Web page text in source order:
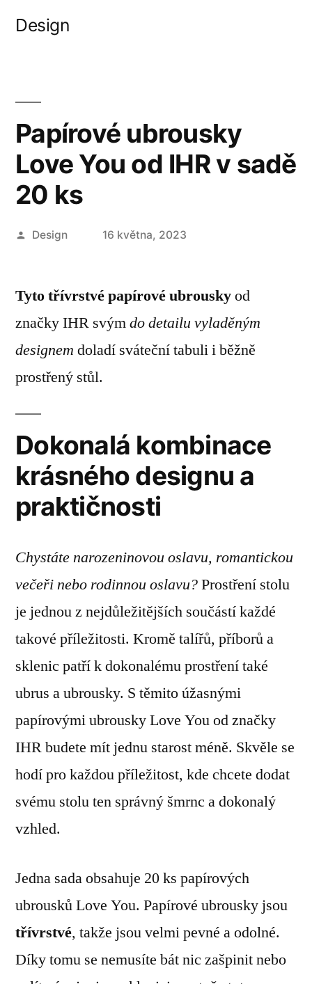
Design
Papírové ubrousky
Love You od IHR v sadě
20 ks
Autor
Design 16 května, 2023
Tyto třívrstvé papírové ubrouskyod
značky IHR svýmdo detailu vyladěným
designem doladí sváteční tabuli i běžně
prostřený stůl.
Dokonalá kombinace
krásného designu a
praktičnosti
Chystáte narozeninovou oslavu, romantickou
večeři nebo rodinnou oslavu?Prostření stolu
je jednou z nejdůležitějších součástí každé
takové příležitosti. Kromě talířů, příborů a
sklenic patří k dokonalému prostření také
ubrus a ubrousky. S těmito úžasnými
papírovými ubrousky Love You od značky
IHR budete mít jednu starost méně. Skvěle se
hodí pro každou příležitost, kde chcete dodat
svému stolu ten správný šmrnc a dokonalý
vzhled.
Jedna sada obsahuje 20 ks papírových
ubrousků Love You. Papírové ubrousky jsou
třívrstvé, takže jsou velmi pevné a odolné.
Díky tomu se nemusíte bát nic zašpinit nebo